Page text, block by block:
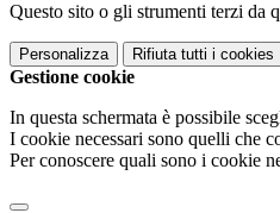
Questo sito o gli strumenti terzi da
Personalizza Rifiuta tutti i cookies
Gestione cookie
In questa schermata è possibile
I cookie necessari sono quelli che
Per conoscere quali sono i cookie